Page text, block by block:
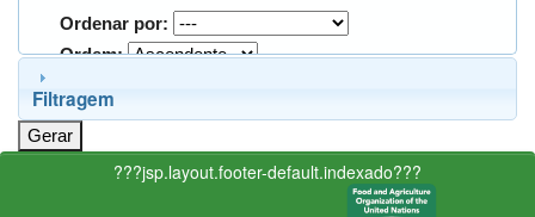
Ordenar por:
Ordem:
Filtragem
???jsp.layout.footer-default.indexado???